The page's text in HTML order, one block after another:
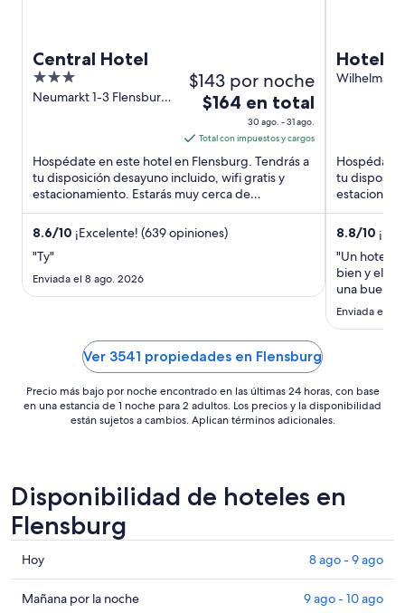
Central Hotel
3
out
Neumarkt 1-3 Flensburg
$143 por noche
El
es
de
$164
en
total
por
31
ago
$164 en total
30 ago. - 31 ago.
Total con impuestos y cargos
Hospédate en este hotel en Flensburg. Tendrás a
tu disposición desayuno incluido, wifi gratis y
estacionamiento. Estarás muy cerca de
atracciones como Rada de ...
8.6/10 ¡Excelente! (639 opiniones)
"Ty"
Enviada el 8 ago. 2026
Hotel
Wilhelmstr.
Hospédate
tu
el bar y la
8.8/10
"Un hotel
bien y el
una buena
Enviada el
Ver 3541 propiedades en Flensburg
Precio más bajo por noche encontrado en las últimas 24 horas, con base
en una estancia de 1 noche para 2 adultos. Los precios y la disponibilidad
están sujetos a cambios. Aplican términos adicionales.
Disponibilidad de hoteles en
Flensburg
Consultar
precios
en
Hoy 8 ago - 9 ago
Consultar
Mañana por la noche 9 ago - 10 ago